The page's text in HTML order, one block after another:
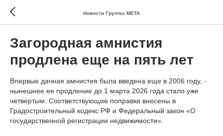
Новости Группы МЕТА
Загородная амнистия
продлена еще на пять лет
Впервые дачная амнистия была введена еще в 2006 году, -
нынешнее ее продление до 1 марта 2026 года стало уже
четвертым. Соответствующие поправки внесены в
Градостроительный кодекс РФ и Федеральный закон «О
государственной регистрации недвижимости».